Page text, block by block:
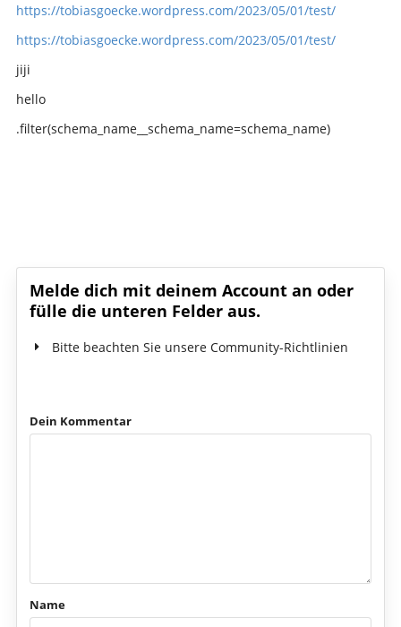
https://tobiasgoecke.wordpress.com/2023/05/01/test/
https://tobiasgoecke.wordpress.com/2023/05/01/test/
jiji
hello
.filter(schema_name__schema_name=schema_name)
Melde dich mit deinem Account an oder
fülle die unteren Felder aus.
Bitte beachten Sie unsere Community-Richtlinien
Dein Kommentar
Name